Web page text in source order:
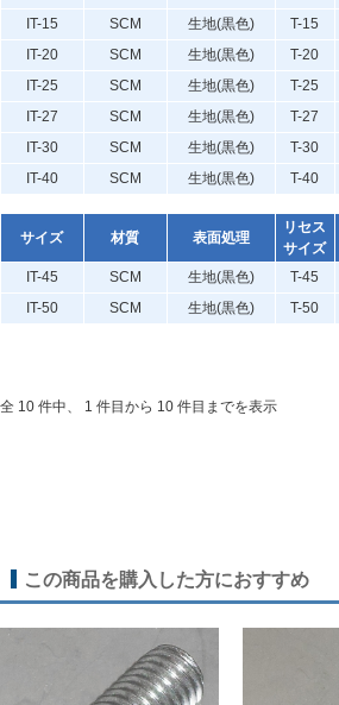
IT-15
SCM 生地(黒色) T-15
IT-20
SCM 生地(黒色) T-20
IT-25
SCM 生地(黒色) T-25
IT-27
SCM 生地(黒色) T-27
IT-30
SCM 生地(黒色) T-30
IT-40
SCM 生地(黒色) T-40
サイズ 材質 表面処理
リセス
サイズ
IT-45 SCM 生地(黒色) T-45
IT-50
SCM 生地(黒色) T-50
全 10 件中、 1 件目から 10 件目までを表示
この商品を購入した方におすすめ